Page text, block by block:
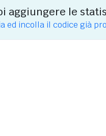
aggiungere le
ed incolla il codice già